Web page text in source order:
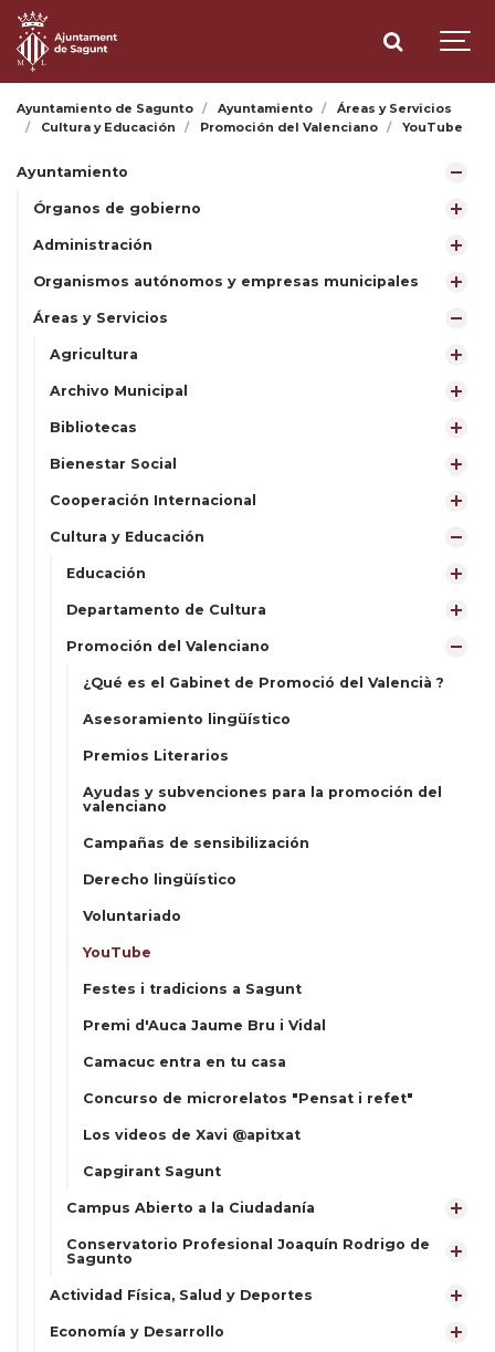
Ayuntamiento de Sagunto Ayuntamiento
Áreas y Servicios
Cultura y Educación
Promoción del Valenciano YouTube
Ayuntamiento
Órganos de gobierno
Administración
Organismos autónomos y empresas municipales
Áreas y Servicios
Agricultura
Archivo Municipal
Bibliotecas
Bienestar Social
Cooperación Internacional
Cultura y Educación
Educación
Departamento de Cultura
Promoción del Valenciano
¿Qué es el Gabinet de Promoció del Valencià ?
Asesoramiento lingüístico
Premios Literarios
Ayudas y subvenciones para la promoción del
valenciano
Campañas de sensibilización
Derecho lingüístico
Voluntariado
YouTube
Festes i tradicions a Sagunt
Premi d'Auca Jaume Bru i Vidal
Camacuc entra en tu casa
Concurso de microrelatos "Pensat i refet"
Los videos de Xavi @apitxat
Capgirant Sagunt
Campus Abierto a la Ciudadanía
Conservatorio Profesional Joaquín Rodrigo de
Sagunto
Actividad Física, Salud y Deportes
Economía y Desarrollo